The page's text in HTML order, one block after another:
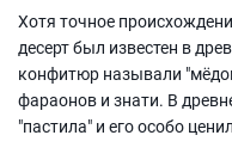
Хотя точное
десерт был известен в
конфитюр называли
фараонов и знати. В
"пастила" и его особо